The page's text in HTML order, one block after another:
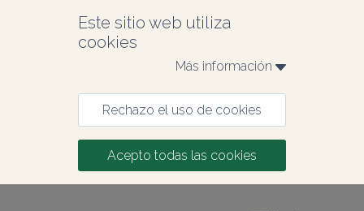
Este sitio web utiliza
cookies
Más información
Rechazo el uso de cookies
Acepto todas las cookies